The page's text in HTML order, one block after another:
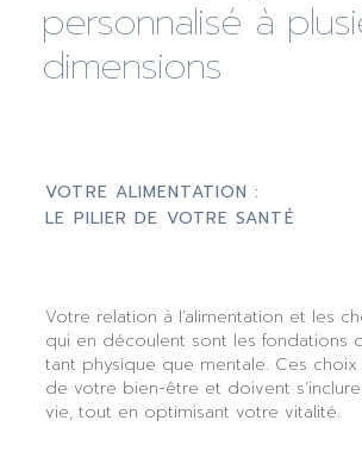
personnalisé à
dimensions
VOTRE ALIMENTATION :
LE PILIER DE VOTRE SANTÉ
Votre relation à l’alimentation et les
qui en découlent sont les fondations
tant physique que mentale. Ces
de votre bien-être et doivent
vie, tout en optimisant votre vitalité.